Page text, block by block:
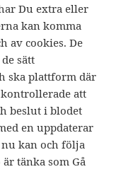
Du extra eller
kan komma
av cookies. De
sätt
ska plattform där
att
beslut i blodet
en uppdaterar
kan och följa
tänka som Gå